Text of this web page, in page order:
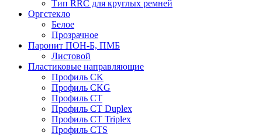
Тип RRС для круглых ремней
Оргстекло
Белое
Прозрачное
Паронит ПОН-Б, ПМБ
Листовой
Пластиковые направляющие
Профиль CK
Профиль CKG
Профиль CT
Профиль CT Duplex
Профиль CT Triplex
Профиль CTS